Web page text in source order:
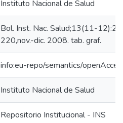
Instituto Nacional de Salud
Bol. Inst. Nac. Salud;13(11-
220,nov.-dic. 2008. tab. graf.
info:eu-repo/semantics/
Instituto Nacional de Salud
Repositorio Institucional - INS